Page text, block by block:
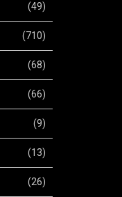
(49)
(710)
(68)
(66)
(9)
(13)
(26)